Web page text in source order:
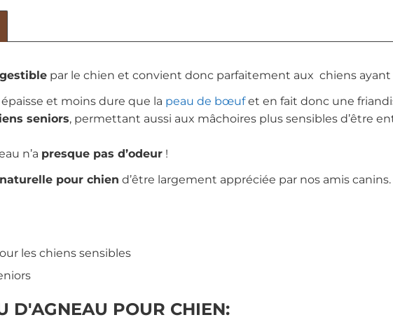
par le chien et convient donc parfaitement aux chiens ayant
et moins dure que la peau de bœufet en fait donc une
seniors, permettant aussi aux mâchoires plus sensibles d’être
n’a presque pas d’odeur !
pour chien d’être largement appréciée par nos amis canins.
les chiens sensibles
D'AGNEAU POUR CHIEN: